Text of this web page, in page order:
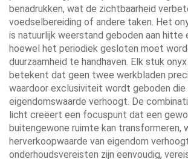
benadrukken, wat de zichtbaarheid
voedselbereiding of andere taken. Het
is natuurlijk weerstand geboden aan hitte
hoewel het periodiek gesloten moet
duurzaamheid te handhaven. Elk stuk
betekent dat geen twee werkbladen
waardoor exclusiviteit wordt geboden die
eigendomswaarde verhoogt. De
licht creëert een focuspunt dat een
buitengewone ruimte kan transformeren,
herverkoopwaarde van eigendom
onderhoudsvereisten zijn eenvoudig,